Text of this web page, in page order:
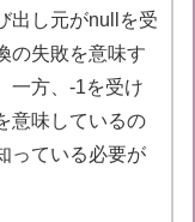
出し元がnullを受
の失敗を意味す
一方、-1を受け
意味しているの
っている必要が